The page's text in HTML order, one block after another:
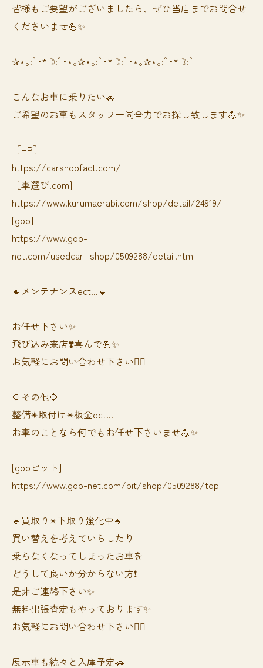
皆様もご要望がございましたら、ぜひ当店までお問合せ
くださいませ💪✨
✰⋆｡:ﾟ･*☽:ﾟ･⋆｡✰⋆｡:ﾟ･*☽:ﾟ･⋆｡✰⋆｡:ﾟ･*☽:ﾟ
⁡⁡⁡こんなお車に乗りたい🚗
ご希望のお車もスタッフ一同全力でお探し致します💪✨
［HP］
https://carshopfact.com/
［車選び.com]
https://www.kurumaerabi.com/shop/detail/24919/
[goo]
https://www.goo-
net.com/usedcar_shop/0509288/detail.html
🔸メンテナンスect...🔸
お任せ下さい✨
飛び込み来店❣️喜んで💪✨
お気軽にお問い合わせ下さい🙆‍♀️
🔷その他🔷
整備✴︎取付け✴︎板金ect...
お車のことなら何でもお任せ下さいませ💪✨
[gooピット]
https://www.goo-net.com/pit/shop/0509288/top
🔹買取り✴︎下取り強化中🔹
買い替えを考えていらしたり
乗らなくなってしまったお車を
どうして良いか分からない方❗️
是非ご連絡下さい✨
無料出張査定もやっております✨
お気軽にお問い合わせ下さい🙆‍♀️
展示車も続々と入庫予定🚗